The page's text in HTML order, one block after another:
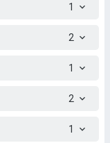
1
2
1
2
1